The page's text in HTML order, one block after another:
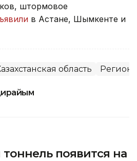
штормовое
в Астане, Шымкенте и
область
появится на